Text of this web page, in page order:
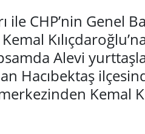
ile CHP’nin Genel
Alevi
Hacıbektaş
Kemal